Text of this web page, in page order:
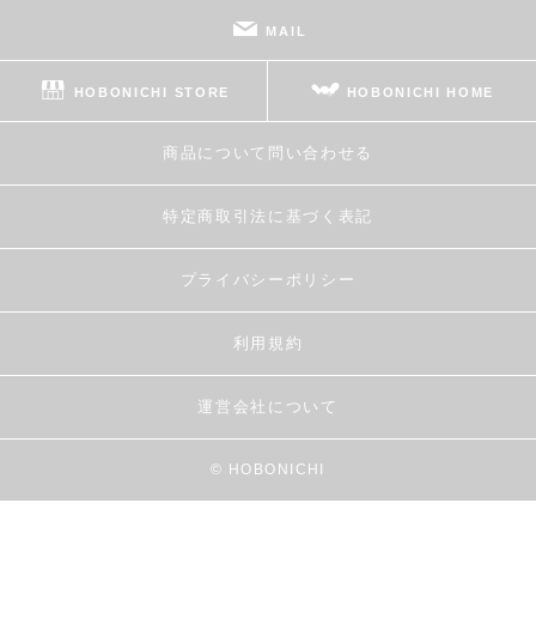
MAIL
HOBONICHI STORE HOBONICHI HOME
商品について問い合わせる
特定商取引法に基づく表記
プライバシーポリシー
利用規約
運営会社について
© HOBONICHI